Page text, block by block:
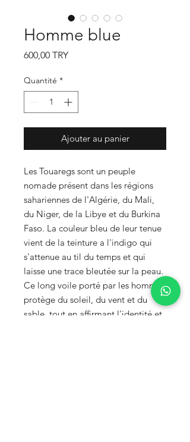
Homme blue
600,00 TRYPrix
Quantité *
Ajouter au panier
Les Touaregs sont un peuple
nomade présent dans les régions
sahariennes de l'Algérie, du Mali,
du Niger, de la Libye et du Burkina
Faso. La couleur bleu de leur tenue
vient de la teinture a l'indigo qui
s'attenue au til du temps et qui
laisse une trace bleutée sur la peau.
Ce long voile porté par les hommes
protège du soleil, du vent et du
sable, tout en affirmant l'identité et